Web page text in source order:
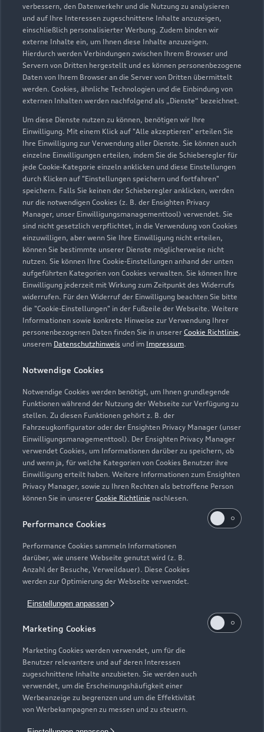
verbessern, den Datenverkehr und die Nutzung zu analysieren
und auf Ihre Interessen zugeschnittene Inhalte anzuzeigen,
einschließlich personalisierter Werbung. Zudem binden wir
externe Inhalte ein, um Ihnen diese Inhalte anzuzeigen.
Hierdurch werden Verbindungen zwischen Ihrem Browser und
Servern von Dritten hergestellt und es können personenbezogene
Daten von Ihrem Browser an die Server von Dritten übermittelt
werden. Cookies, ähnliche Technologien und die Einbindung von
externen Inhalten werden nachfolgend als „Dienste“ bezeichnet.
Um diese Dienste nutzen zu können, benötigen wir Ihre
Einwilligung. Mit einem Klick auf "Alle akzeptieren" erteilen Sie
Ihre Einwilligung zur Verwendung aller Dienste. Sie können auch
einzelne Einwilligungen erteilen, indem Sie die Schieberegler für
jede Cookie-Kategorie einzeln anklicken und diese Einstellungen
durch Klicken auf "Einstellungen speichern und fortfahren"
speichern. Falls Sie keinen der Schieberegler anklicken, werden
nur die notwendigen Cookies (z. B. der Ensighten Privacy
Manager, unser Einwilligungsmanagementtool) verwendet. Sie
sind nicht gesetzlich verpflichtet, in die Verwendung von Cookies
einzuwilligen, aber wenn Sie Ihre Einwilligung nicht erteilen,
können Sie bestimmte unserer Dienste möglicherweise nicht
nutzen. Sie können Ihre Cookie-Einstellungen anhand der unten
aufgeführten Kategorien von Cookies verwalten. Sie können Ihre
Einwilligung jederzeit mit Wirkung zum Zeitpunkt des Widerrufs
widerrufen. Für den Widerruf der Einwilligung beachten Sie bitte
die "Cookie-Einstellungen" in der Fußzeile der Webseite. Weitere
Informationen sowie konkrete Hinweise zur Verwendung Ihrer
personenbezogenen Daten finden Sie in unserer Cookie Richtlinie,
unserem Datenschutzhinweis und im Impressum.
Notwendige Cookies
Notwendige Cookies werden benötigt, um Ihnen grundlegende
Funktionen während der Nutzung der Webseite zur Verfügung zu
stellen. Zu diesen Funktionen gehört z. B. der
Fahrzeugkonfigurator oder der Ensighten Privacy Manager (unser
Einwilligungsmanagementtool). Der Ensighten Privacy Manager
verwendet Cookies, um Informationen darüber zu speichern, ob
und wenn ja, für welche Kategorien von Cookies Benutzer ihre
Einwilligung erteilt haben. Weitere Informationen zum Ensighten
Privacy Manager, sowie zu Ihren Rechten als betroffene Person
können Sie in unserer Cookie Richtlinie nachlesen.
Performance Cookies
Performance Cookies sammeln Informationen
darüber, wie unsere Webseite genutzt wird (z. B.
Anzahl der Besuche, Verweildauer). Diese Cookies
werden zur Optimierung der Webseite verwendet.
Einstellungen anpassen
Marketing Cookies
Marketing Cookies werden verwendet, um für die
Benutzer relevantere und auf deren Interessen
zugeschnittene Inhalte anzubieten. Sie werden auch
verwendet, um die Erscheinungshäufigkeit einer
Werbeanzeige zu begrenzen und um die Effektivität
von Werbekampagnen zu messen und zu steuern.
Teutonenstraße 11
26723 Emden
04921 97800
schwarte.emden@nowag.com
Öffnungszeiten
Verkauf
Geschlossen,öffnet amSamstag 09:00
Service
Geschlossen,öffnet am Samstag 09:00
Teile- & Zubehörverkauf
Geschlossen,öffnet amSamstag 09:00
Geschlossen,öffnet am
Zurück nach oben
Modelle
Elektromodelle
Plug-in-Hybride
Neuwagensuche
Gebrauchtwagensuche
Geschäftskunden
Service & Zubehör
Saisonale Angebote
Audi Services
Garantie
Audi digital services
myAudi
Support
Audi Code
Häufige Fragen (FAQ)
Audi Online Beratung
Über Audi
Unternehmen
Karriere
Investor Relations
© 2026 AUDI AG. Alle Rechte vorbehalten